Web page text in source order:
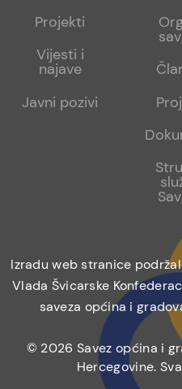
menu
Projekti
Vijesti i
najave
Javni pozivi
sub
Izradu web stranice
Vlada Švicarske
saveza općina i
© 2026 Savez općina i
Hercegovine.